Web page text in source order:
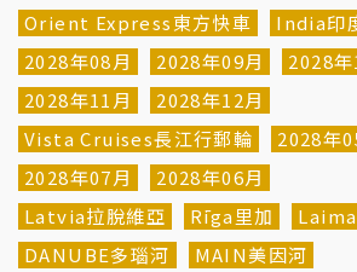
Orient Express東方快車
India印
2028年08月
2028年09月
2028年
2028年11月
2028年12月
Vista Cruises長江行郵輪
2028年
2028年07月
2028年06月
Latvia拉脫維亞
Rīga里加
Laima
DANUBE多瑙河
MAIN美因河